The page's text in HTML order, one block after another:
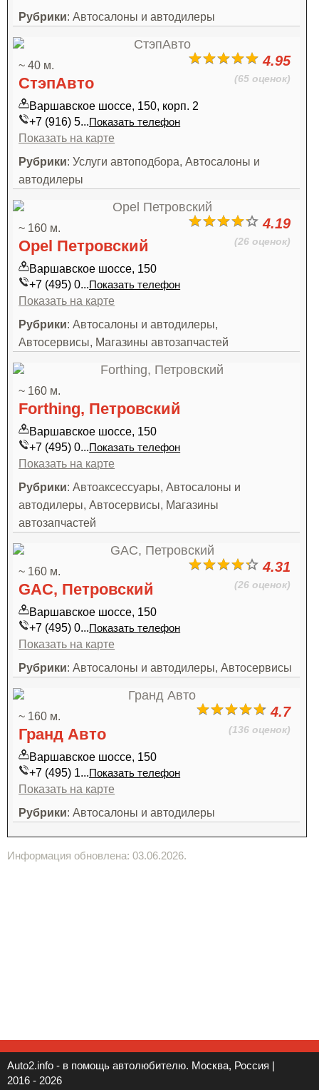
Рубрики: Автосалоны и автодилеры
4.95
(65 оценок)
~ 40 м.
СтэпАвто
Варшавское шоссе, 150, корп. 2
+7 (916) 5...Показать телефон
Показать на карте
Рубрики: Услуги автоподбора, Автосалоны и
автодилеры
4.19
(26 оценок)
~ 160 м.
Opel Петровский
Варшавское шоссе, 150
+7 (495) 0...Показать телефон
Показать на карте
Рубрики: Автосалоны и автодилеры,
Автосервисы, Магазины автозапчастей
~ 160 м.
Forthing, Петровский
Варшавское шоссе, 150
+7 (495) 0...Показать телефон
Показать на карте
Рубрики: Автоаксессуары, Автосалоны и
автодилеры, Автосервисы, Магазины
автозапчастей
4.31
(26 оценок)
~ 160 м.
GAC, Петровский
Варшавское шоссе, 150
+7 (495) 0...Показать телефон
Показать на карте
Рубрики: Автосалоны и автодилеры, Автосервисы
4.7
(136 оценок)
~ 160 м.
Гранд Авто
Варшавское шоссе, 150
+7 (495) 1...Показать телефон
Показать на карте
Рубрики: Автосалоны и автодилеры
Информация обновлена: 03.06.2026.
Auto2.info - в помощь автолюбителю. Москва, Россия |
2016 - 2026